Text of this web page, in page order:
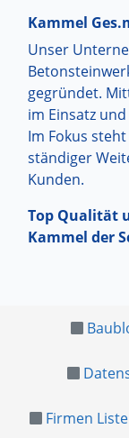
Kammel
Unser
gegründet.
im Einsatz
Im Fokus
ständiger
Kunden.
Top Qualität
Kammel der
Firmen Liste